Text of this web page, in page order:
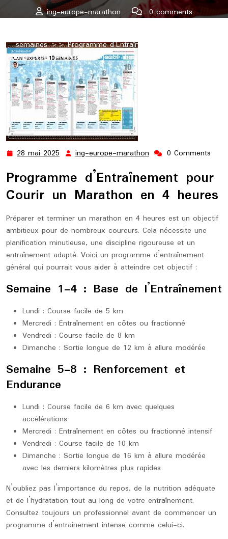
ing-europe-marathon
0 comments
semaines>> Programme d’Entraînement pour Courir un
Marathon en 4 heures : Objectif Réaliste ou Défi Ambitieux ?
28 mai 2025 28
2025
ing-europe-marathon ing-
marathon
0 Comments
Programme d’Entraînement pour
Courir un Marathon en 4 heures
Préparer et terminer un marathon en 4 heures est un objectif
ambitieux pour de nombreux coureurs. Cela nécessite une
planification minutieuse, une discipline rigoureuse et un
entraînement adapté. Voici un programme d’entraînement
général qui pourrait vous aider à atteindre cet objectif :
Semaine 1-4 : Base de l’Entraînement
Lundi : Course facile de 5 km
Mercredi : Entraînement en côtes ou fractionné
Vendredi : Course facile de 8 km
Dimanche : Sortie longue de 12 km à allure modérée
Semaine 5-8 : Renforcement et
Endurance
Lundi : Course facile de 6 km avec quelques
accélérations
Mercredi : Entraînement en côtes ou fractionné intensif
Vendredi : Course facile de 10 km
Dimanche : Sortie longue de 16 km à allure modérée
avec les derniers kilomètres plus rapides
N’oubliez pas l’importance du repos, de la nutrition adéquate
et de l’hydratation tout au long de votre entraînement.
Consultez toujours un professionnel avant de commencer un
programme d’entraînement intense comme celui-ci.